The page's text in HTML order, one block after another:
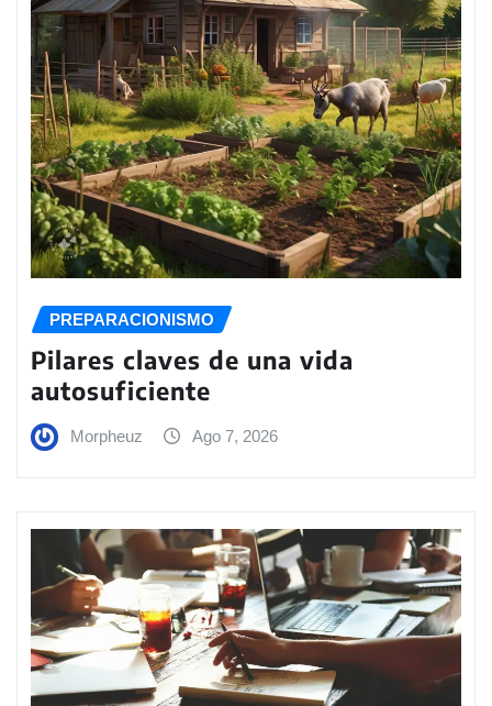
PREPARACIONISMO
Pilares claves de una vida
autosuficiente
Morpheuz Ago 7, 2026